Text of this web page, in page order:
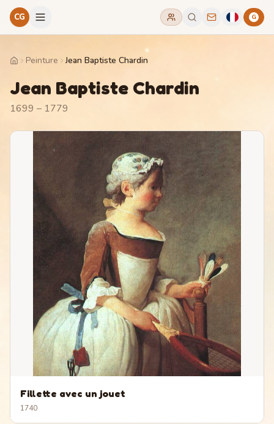
CG G
HomePeinture Jean Baptiste Chardin
Jean Baptiste Chardin
1699 – 1779
Fillette avec un jouet
1740